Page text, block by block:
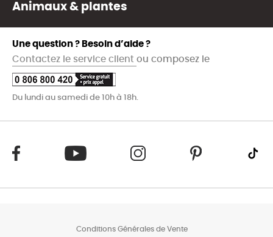
Animaux & plantes
Une question ? Besoin d’aide ?
Contactez le service client ou composez le
Du lundi au samedi de 10h à 18h.
Conditions Générales de Vente